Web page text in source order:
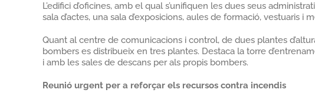
L’edifici d’oficines, amb el qual s’unifiquen les dues seus
sala d’actes, una sala d’exposicions, aules de formació, vestuaris i
Quant al centre de comunicacions i control, de dues plantes
bombers es distribueix en tres plantes. Destaca la torre
i amb les sales de descans per als propis bombers.
Reunió urgent per a reforçar els recursos contra incendis